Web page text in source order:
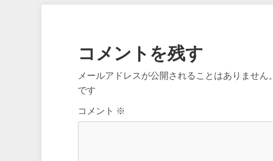
コメントを残す
メールアドレスが公開されることはありません。
です
コメント ※